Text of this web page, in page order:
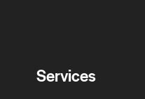
Services